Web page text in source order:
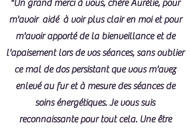
"Un grand merci à vous, chère Aurélie, pour
m'avoir aidé à voir plus clair en moi et pour
m'avoir apporté de la bienveillance et de
l'apaisement lors de vos séances, sans oublier
ce mal de dos persistant que vous m'avez
enlevé au fur et à mesure des séances de
soins énergétiques. Je vous suis
reconnaissante pour tout cela. Une être